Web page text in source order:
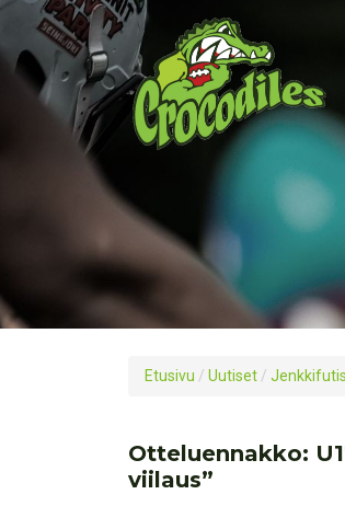
Etusivu / Uutiset / Jenkkifutis
Otteluennakko:
viilaus”